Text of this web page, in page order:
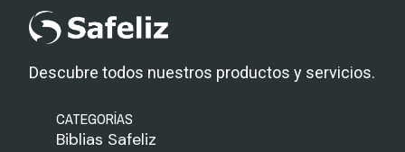
Descubre todos nuestros productos y servicios.
CATEGORÍAS
Biblias Safeliz